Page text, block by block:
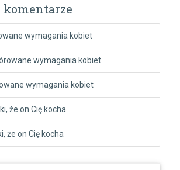
komentarze
wymagania kobiet
wymagania kobiet
wymagania kobiet
że on Cię kocha
że on Cię kocha